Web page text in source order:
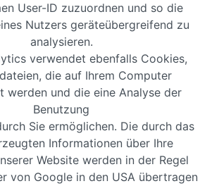
User-ID zuzuordnen und so die
Nutzers geräteübergreifend zu
analysieren.
verwendet ebenfalls Cookies,
die auf Ihrem Computer
werden und die eine Analyse der
Benutzung
Sie ermöglichen. Die durch das
Informationen über Ihre
Website werden in der Regel
von Google in den USA übertragen